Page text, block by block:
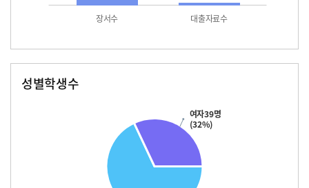
장서수 대출자료수
성별학생수
여자39명
(32%)